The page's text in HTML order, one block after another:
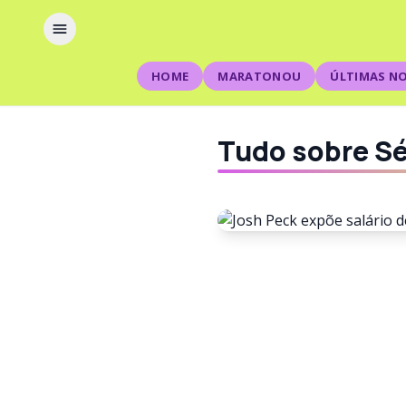
HOME MARATONOU ÚLTIMAS
Tudo sobre